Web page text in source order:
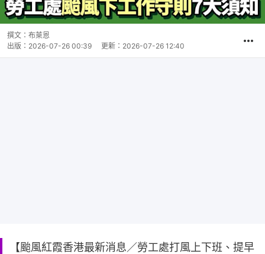
撰文： 布萊恩
出版： 2026-07-26 00:39 更新： 2026-07-26 12:40
【颱風紅霞香港最新消息／勞工處打風上下班、提早